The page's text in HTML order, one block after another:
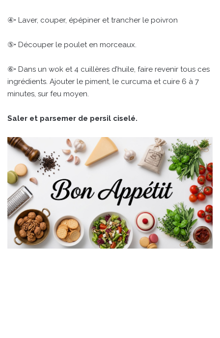
④• Laver, couper, épépiner et trancher le poivron
⑤• Découper le poulet en morceaux.
⑥• Dans un wok et 4 cuillères d’huile, faire revenir tous ces
ingrédients. Ajouter le piment, le curcuma et cuire 6 à 7
minutes, sur feu moyen.
Saler et parsemer de persil ciselé.